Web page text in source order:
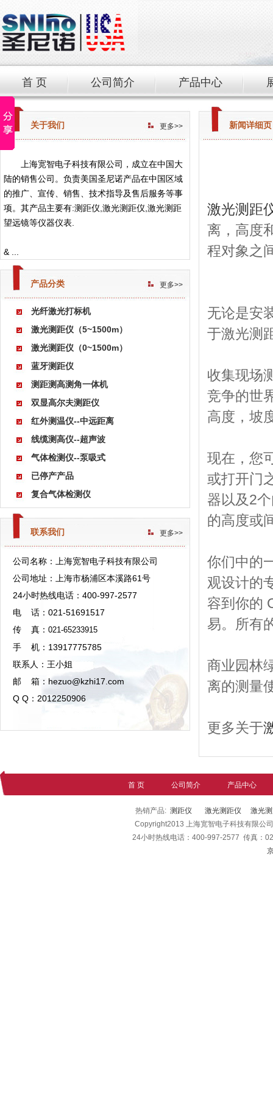
首 页 公司简介 产品中心
关于我们 更多>>
上海宽智电子科技有限公司，成立在中国大
陆的销售公司。负责美国圣尼诺产品在中国区域
的推广、宣传、销售、技术指导及售后服务等事
项。其产品主要有:测距仪,激光测距仪,激光测距
望远镜等仪器仪表.
& ...
产品分类 更多>>
光纤激光打标机
激光测距仪（5~1500m）
激光测距仪（0~1500m）
蓝牙测距仪
测距测高测角一体机
双显高尔夫测距仪
红外测温仪--中远距离
线缆测高仪--超声波
气体检测仪--泵吸式
已停产产品
复合气体检测仪
联系我们 更多>>
公司名称：上海宽智电子科技有限公司
公司地址：上海市杨浦区本溪路61号
24小时热线电话：400-997-2577
电 话：021-51691517
传 真： 021-65233915
手 机：13917775785
联系人：王小姐
邮 箱：hezuo@kzhi17.com
Q Q：2012250906
新闻详细页
激光测距
离，高度
程对象之
无论是安
于激光测
收集现场
竞争的世
高度，坡
现在，您
或打开门
器以及2
的高度或
你们中的
观设计的
容到你的
易。所有
商业园林
离的测量
更多关于
首 页 公司简介 产品中心
热销产品:测距仪 激光测距仪
激光
Copyright2013 上海宽智电子科技有限公
24小时热线电话：400-997-2577 传真：